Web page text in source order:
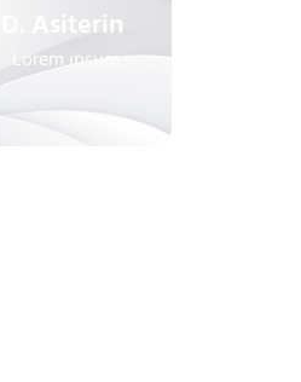
D. Asiterin
Lorem ipsum.